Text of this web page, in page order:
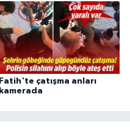
Fatih'te çatışma anları
kamerada